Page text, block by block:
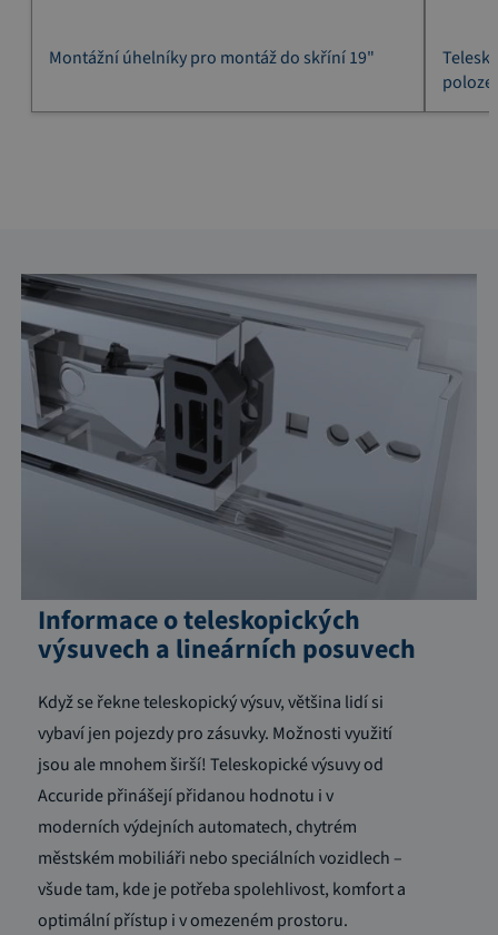
Montážní úhelní­ky pro montáž do skří­ní­ 19"
poloze
Informace o teleskopických
výsuvech a lineárních posuvech
Když se řekne teleskopický výsuv, většina lidí si
vybaví jen pojezdy pro zásuvky. Možnosti využití
jsou ale mnohem širší! Teleskopické výsuvy od
Accuride přinášejí přidanou hodnotu i v
moderních výdejních automatech, chytrém
městském mobiliáři nebo speciálních vozidlech –
všude tam, kde je potřeba spolehlivost, komfort a
optimální přístup i v omezeném prostoru.